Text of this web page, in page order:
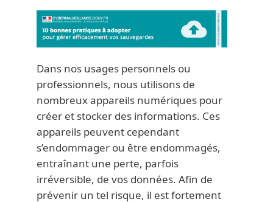
Dans nos usages personnels ou
professionnels, nous utilisons de
nombreux appareils numériques pour
créer et stocker des informations. Ces
appareils peuvent cependant
s’endommager ou être endommagés,
entraînant une perte, parfois
irréversible, de vos données. Afin de
prévenir un tel risque, il est fortement